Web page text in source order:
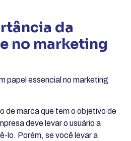
da
no marketing
papel essencial no marketing
de marca que tem o objetivo de
deve levar o usuário a
lo. Porém, se você levar a